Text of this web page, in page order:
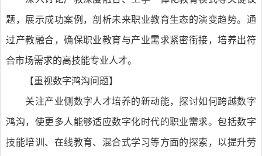
题，展示成功案例，剖析未来职业教育生态的演变趋势。通
过产教融合，确保职业教育与产业需求紧密衔接，培养出符
合市场需求的高技能专业人才。
【重视数字鸿沟问题】
关注产业侧数字人才培养的新动能，探讨如何跨越数字
鸿沟，使更多人能够适应数字化时代的职业需求。包括数字
技能培训、在线教育、混合式学习等方面的探索，以提升劳